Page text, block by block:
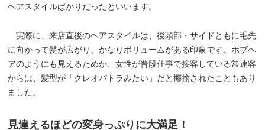
ヘアスタイルばかりだったといいます。
実際に、来店直後のヘアスタイルは、後頭部・サイドともに毛先
に向かって髪が広がり、かなりボリュームがある印象です。ボブヘ
アのようにも見えるためか、女性が普段仕事で接客している常連客
からは、髪型が「クレオパトラみたい」だと揶揄されたこともあり
ました。
見違えるほどの変身っぷりに大満足！